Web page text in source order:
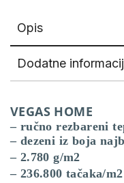
Opis
Dodatne
VEGAS HOME
– ručno rezbareni
– dezeni iz boja
– 2.780 g/m2
– 236.800 tačaka/m2